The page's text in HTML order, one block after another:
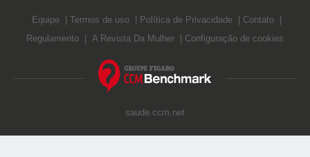
Equipe Termos de uso Política de Privacidade
Contato
Regulamento
A Revista Da Mulher Configuração de cookies
saude.ccm.net